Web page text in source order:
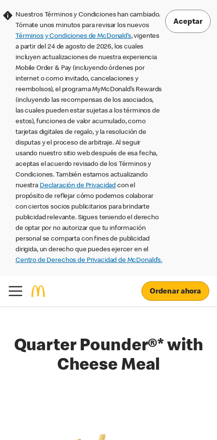
Nuestros Términos y Condiciones han cambiado.
Tómate unos minutos para revisar los nuevos
Términos y Condiciones de McDonald’s, vigentes
a partir del 24 de agosto de 2026, los cuales
incluyen actualizaciones de nuestra experiencia
Mobile Order & Pay (incluyendo órdenes por
internet o como invitado, cancelaciones y
reembolsos), el programa MyMcDonald’s Rewards
(incluyendo las recompensas de los asociados,
las cuales pueden estar sujetas a los términos de
estos), funciones de valor acumulado, como
tarjetas digitales de regalo, y la resolución de
disputas y el proceso de arbitraje. Al seguir
usando nuestro sitio web después de esa fecha,
aceptas el acuerdo revisado de los Términos y
Condiciones. También estamos actualizando
nuestra Declaración de Privacidad con el
propósito de reflejar cómo podemos colaborar
con ciertos socios publicitarios para brindarte
publicidad relevante. Sigues teniendo el derecho
de optar por no autorizar que tu información
personal se comparta con fines de publicidad
dirigida, un derecho que puedes ejercer en el
Centro de Derechos de Privacidad de McDonald’s.
Aceptar
Ordenar ahora
Quarter Pounder®* with
Cheese Meal